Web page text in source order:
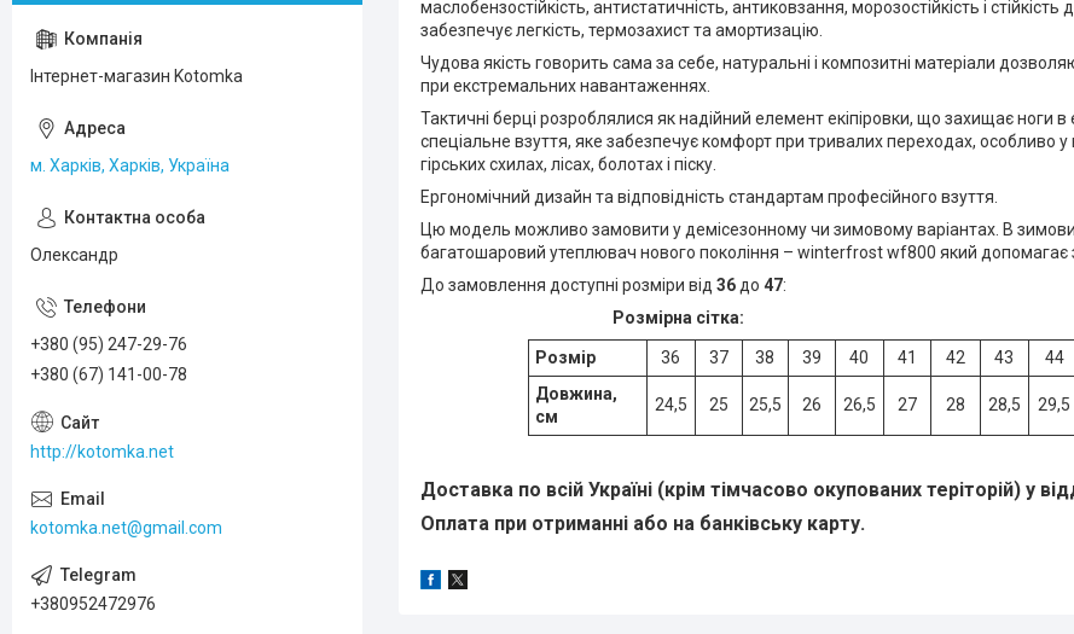
маслобензостійкість, антистатичність, антиковзання, морозостійкість і
забезпечує легкість, термозахист та амортизацію.
Чудова якість говорить сама за себе, натуральні і композитні матеріали
при екстремальних навантаженнях.
Тактичні берці розроблялися як надійний елемент екіпіровки, що захищає ноги
спеціальне взуття, яке забезпечує комфорт при тривалих переходах, особливо
гірських схилах, лісах, болотах і піску.
Ергономічний дизайн та відповідність стандартам професійного взуття.
Цю модель можливо замовити у демісезонномучи зимовому варіантах. В
багатошаровий утеплювач нового покоління – winterfrost wf800 який допомагає
До замовлення доступні розміри від 36 до 47:
Розмірна сітка:
Розмір 36 37 38 39 40 41 42 43 44
Довжина,
см
24,5 25 25,5 26 26,5 27 28 28,5 29,5
Доставка по всій Україні (крім тімчасово окупованих теріторій) у
Оплата при отриманні або на банківську карту.
Інтернет-магазин Kotomka
м. Харків, Харків, Україна
Олександр
+380 (95) 247-29-76
+380 (67) 141-00-78
http://kotomka.net
kotomka.net@gmail.com
+380952472976